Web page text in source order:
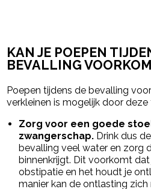
KAN JE POEPEN
BEVALLING
Poepen tijdens de bevalling
verkleinen is mogelijk door
Zorg voor een goede
zwangerschap. Drink dus
bevalling veel water en zorg
binnenkrijgt. Dit voorkomt
obstipatie en het houdt je
manier kan de ontlasting